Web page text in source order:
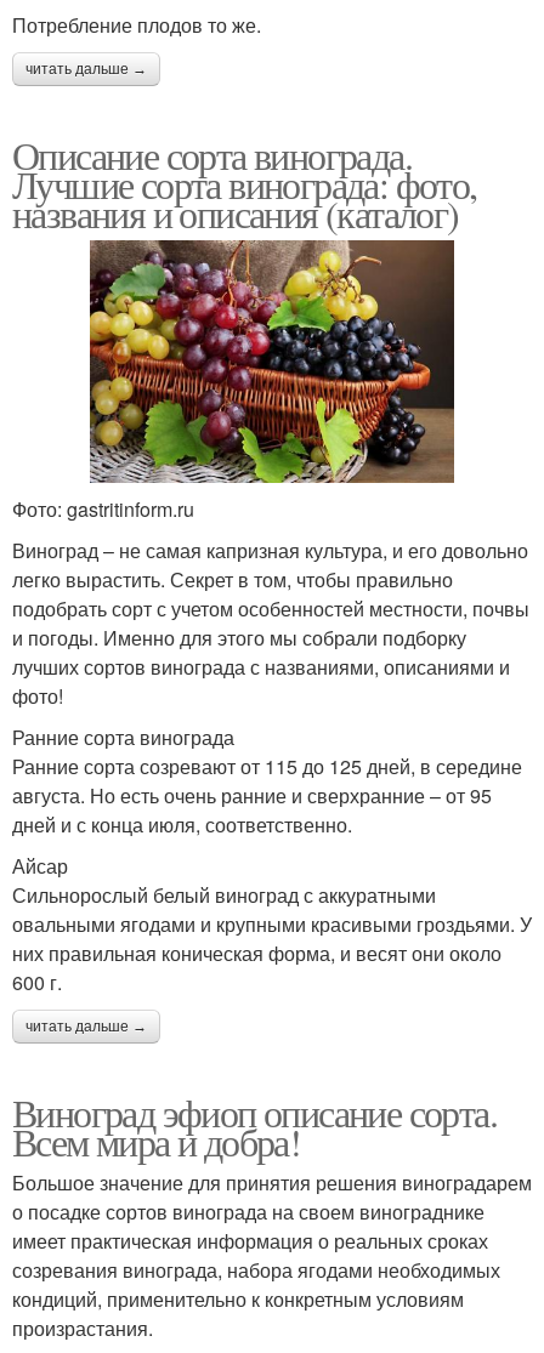
Потребление плодов то же.
читать дальше →
Описание сорта винограда.
Лучшие сорта винограда: фото,
названия и описания (каталог)
Фото: gastritinform.ru
Виноград – не самая капризная культура, и его довольно
легко вырастить. Секрет в том, чтобы правильно
подобрать сорт с учетом особенностей местности, почвы
и погоды. Именно для этого мы собрали подборку
лучших сортов винограда с названиями, описаниями и
фото!
Ранние сорта винограда
Ранние сорта созревают от 115 до 125 дней, в середине
августа. Но есть очень ранние и сверхранние – от 95
дней и с конца июля, соответственно.
Айсар
Сильнорослый белый виноград с аккуратными
овальными ягодами и крупными красивыми гроздьями. У
них правильная коническая форма, и весят они около
600 г.
читать дальше →
Виноград эфиоп описание сорта.
Всем мира и добра!
Большое значение для принятия решения виноградарем
о посадке сортов винограда на своем винограднике
имеет практическая информация о реальных сроках
созревания винограда, набора ягодами необходимых
кондиций, применительно к конкретным условиям
произрастания.